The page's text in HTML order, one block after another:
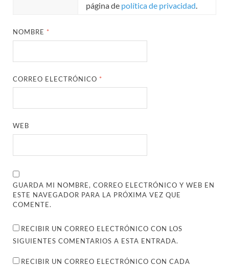
página de política de privacidad.
NOMBRE *
CORREO ELECTRÓNICO *
WEB
GUARDA MI NOMBRE, CORREO ELECTRÓNICO Y WEB EN
ESTE NAVEGADOR PARA LA PRÓXIMA VEZ QUE
COMENTE.
RECIBIR UN CORREO ELECTRÓNICO CON LOS
SIGUIENTES COMENTARIOS A ESTA ENTRADA.
RECIBIR UN CORREO ELECTRÓNICO CON CADA